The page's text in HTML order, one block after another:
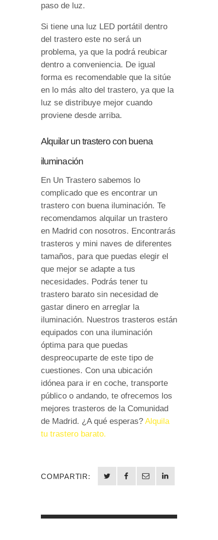
paso de luz.
Si tiene una luz LED portátil dentro
del trastero este no será un
problema, ya que la podrá reubicar
dentro a conveniencia. De igual
forma es recomendable que la sitúe
en lo más alto del trastero, ya que la
luz se distribuye mejor cuando
proviene desde arriba.
Alquilar un trastero con buena
iluminación
En Un Trastero sabemos lo
complicado que es encontrar un
trastero con buena iluminación. Te
recomendamos alquilar un trastero
en Madrid con nosotros. Encontrarás
trasteros y mini naves de diferentes
tamaños, para que puedas elegir el
que mejor se adapte a tus
necesidades. Podrás tener tu
trastero barato sin necesidad de
gastar dinero en arreglar la
iluminación. Nuestros trasteros están
equipados con una iluminación
óptima para que puedas
despreocuparte de este tipo de
cuestiones. Con una ubicación
idónea para ir en coche, transporte
público o andando, te ofrecemos los
mejores trasteros de la Comunidad
de Madrid. ¿A qué esperas? Alquila
tu trastero barato.
COMPARTIR: